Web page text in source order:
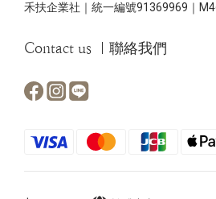
禾扶企業社｜統一編號91369969｜
Contact us ｜聯絡我們